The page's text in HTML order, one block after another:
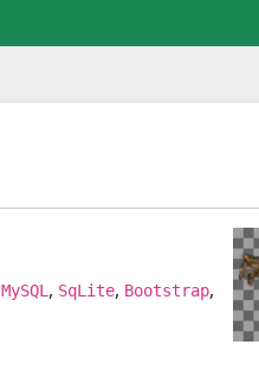
MySQL , SqLite, Bootstrap,